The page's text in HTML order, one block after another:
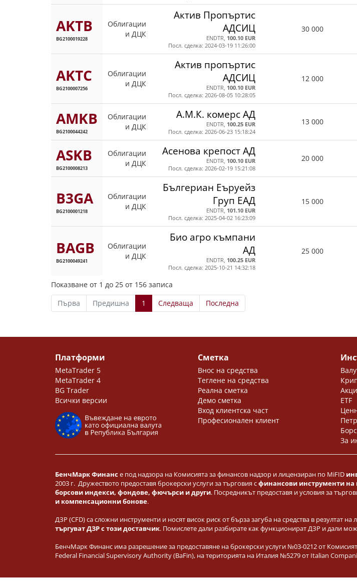
AKTB
BG2100019228
Облигации
и ДЦК
Актив Пропъртис
АДСИЦ
ENDTR, 100.10 EUR
Посл. сделка: 2024-03-19 11:26:00
30 000
AKTC
BG2100007256
Облигации
и ДЦК
Актив пропъртис
АДСИЦ
ENDTR, 100.10 EUR
Посл. сделка: 2026-08-05 10:28:05
12 000
AMKB
BG2100044242
Облигации
и ДЦК
А.М.К. комерс АД
ENDTR, 100.25 EUR
Посл. сделка: 2026-06-23 15:18:24
13 000
ASKB
BG2100008213
Облигации
и ДЦК
Асенова крепост АД
ENDTR, 100.10 EUR
Посл. сделка: 2026-02-19 15:21:08
20 000
B3GA
BG2100001218
Облигации
и ДЦК
Бългериан Еъруейз
Груп ЕАД
ENDTR, 101.10 EUR
Посл. сделка: 2025-04-02 16:23:09
15 000
BAGB
BG2100049241
Облигации
и ДЦК
Био агро къмпани
АД
ENDTR, 100.25 EUR
Посл. сделка: 2025-10-21 14:32:18
25 000
Показване от 1 до 25 от 156 записа
Първа
Предишна 1 Следваща Последна
Платформи
MetaTrader 5
MetaTrader 4
BG Trader
Всички версии
Сметка
Внос на средства
Теглене на средства
Реална сметка
Демо сметка
Вход клиентска част
Професионален клиент
ETF
За
БенчМарк Финансе под надзора на Комисията за финансов надзор и лицензиран по MiFID
2003 г. Дружеството предоставя брокерски услуги за търговия сфинансови инструменти на
борсови индекси, фондове, фючърси и други. Посредникът предоставя и условия за
и компенсационни бонове.
ДЗР (CFD) са сложни инструменти и носят висок риск от бърза загуба на средства в резултат на
търгуват ДЗР с този доставчик. Помислете дали разбирате как функционират ДЗР и дали
БенчМарк Финанс има разрешение за предоставяне на брокерски услуги №03-0212 от
Federal Financial Supervisory Authority (BaFin), на територията на Италия №5279 от Italian